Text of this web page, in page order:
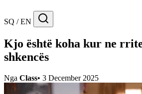
SQ / EN
Kjo është koha kur ne
shkencës
Nga Class• 3 December 2025